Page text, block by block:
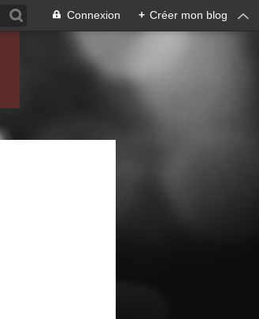
Connexion + Créer mon blog